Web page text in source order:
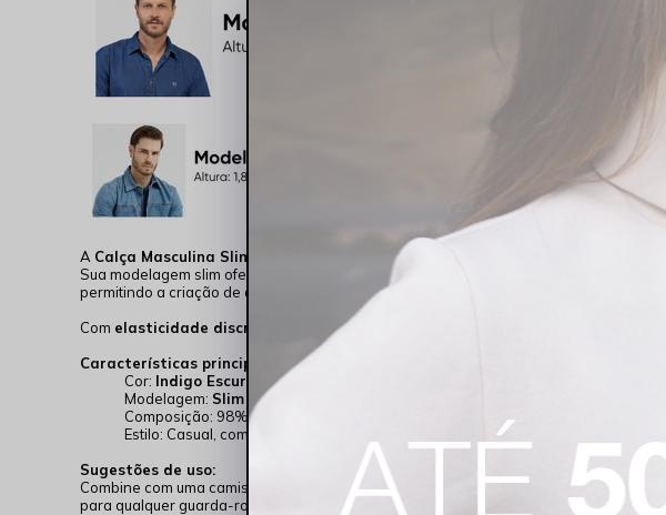
A Calça Masculina Slim Amaciada Básica Indigo Escuro Rocksham é a escolha
Sua modelagem slim oferece um visual ajustado e elegante, enquanto o toque
permitindo a criação de diversas combinações, seja com camisetas, camisas ou até
Com elasticidade discreta
, a calça adapta-se ao corpo com conforto, tornando-a
Características principais:
Cor: Indigo Escuro
Modelagem: Slim
Composição: 98% Algodão, 02% Elastano
Estilo: Casual, com toque amaciado e confortável
Sugestões de uso:
Combine com uma camiseta
para um visual mais casual ou com uma camisa
para qualquer guarda-roupa masculino.